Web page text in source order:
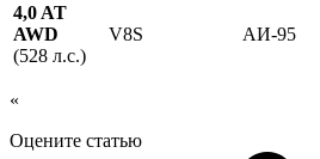
4,0 AT
AWD
(528 л.с.)
V8S АИ-95
«
Оцените статью